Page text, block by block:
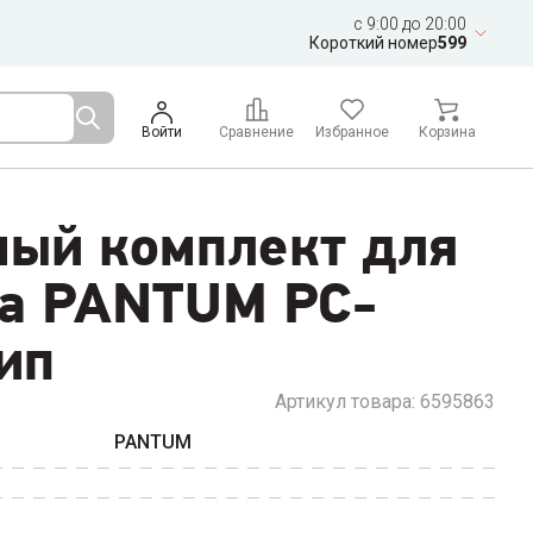
c 9:00 до 20:00
Короткий номер599
Войти Сравнение Избранное Корзина
комплект для
PANTUM PC-
Артикул товара: 6595863
PANTUM